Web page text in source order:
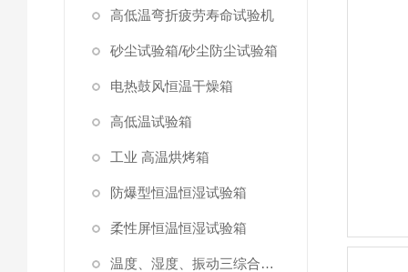
高低温弯折疲劳寿命试验机
砂尘试验箱/砂尘防尘试验箱
电热鼓风恒温干燥箱
高低温试验箱
工业 高温烘烤箱
防爆型恒温恒湿试验箱
柔性屏恒温恒湿试验箱
温度、湿度、振动三综合试验箱